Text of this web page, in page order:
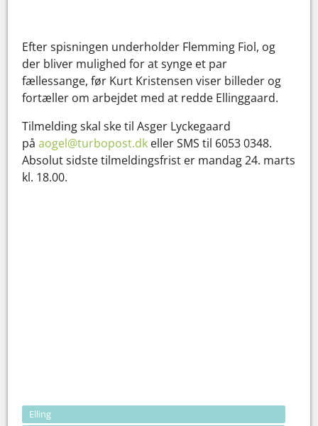
Efter spisningen underholder Flemming Fiol, og
der bliver mulighed for at synge et par
fællessange, før Kurt Kristensen viser billeder og
fortæller om arbejdet med at redde Ellinggaard.
Tilmelding skal ske til Asger Lyckegaard
påaogel@turbopost.dk eller SMS til 6053 0348.
Absolut sidste tilmeldingsfrist er mandag 24. marts
kl. 18.00.
Elling